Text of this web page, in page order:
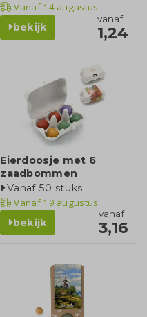
Vanaf14 augustus
bekijk
vanaf
1,24
Eierdoosje met 6
zaadbommen
Vanaf 50 stuks
Vanaf19 augustus
bekijk
vanaf
3,16